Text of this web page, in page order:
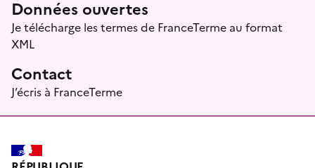
Données ouvertes
Je télécharge les termes de FranceTerme au format
XML
Contact
J’écris à FranceTerme